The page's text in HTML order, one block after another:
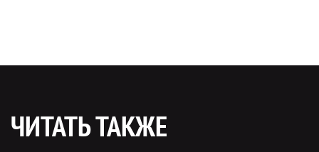
ЧИТАТЬ ТАКЖЕ